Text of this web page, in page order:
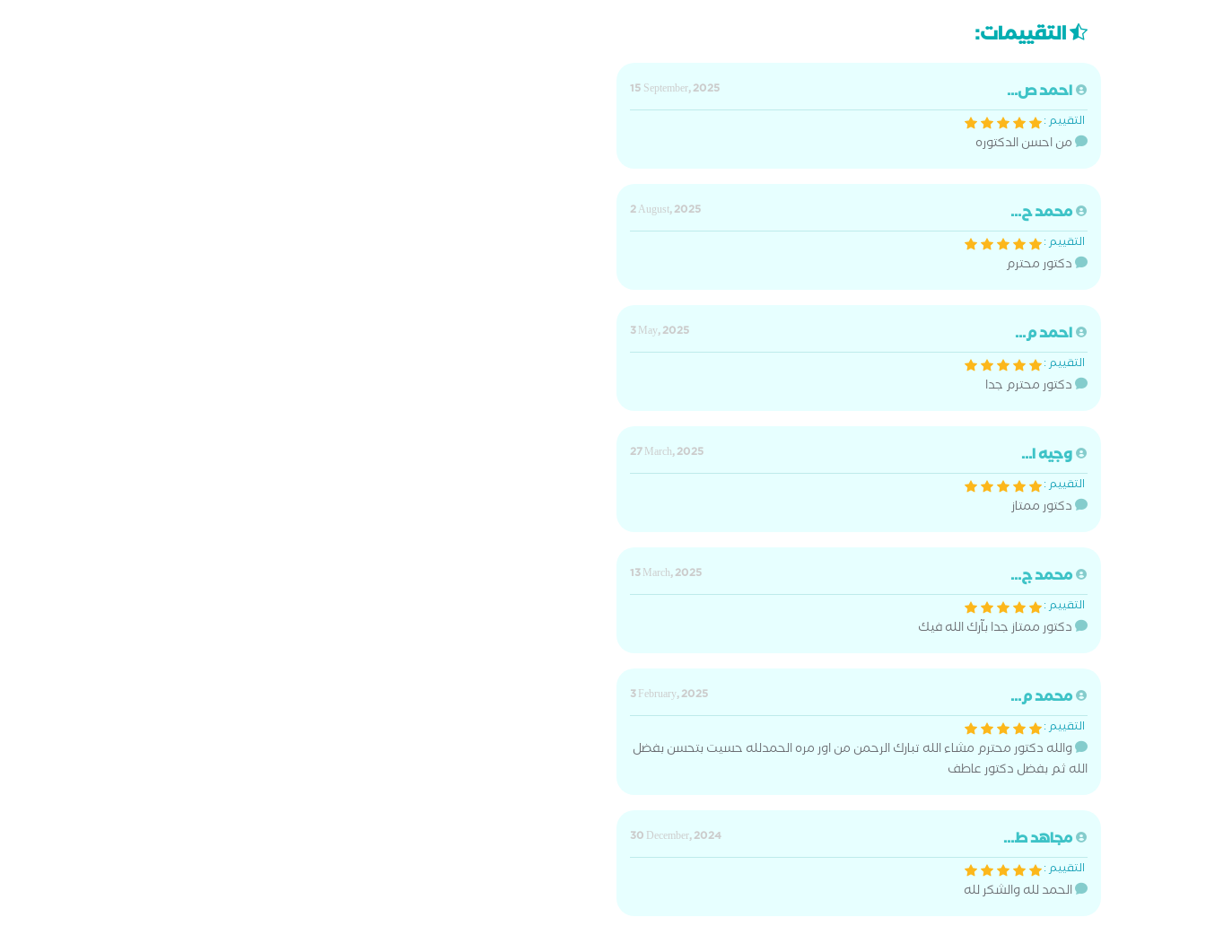
التقييمات:
احمد ص...
15 September, 2025
التقييم :
من احسن الدكتوره
محمد ح...
2 August, 2025
التقييم :
دكتور محترم
احمد م...
3 May, 2025
التقييم :
دكتور محترم جدا
وجيه ا...
27 March, 2025
التقييم :
دكتور ممتاز
محمد ج...
13 March, 2025
التقييم :
دكتور ممتاز جدا بآرك الله فيك
محمد م...
3 February, 2025
التقييم :
والله دكتور محترم مشاء الله تبارك الرحمن من اور مره الحمدلله حسيت بتحسن بفضل
الله ثم بفضل دكتور عاطف
مجاهد ط...
30 December, 2024
التقييم :
الحمد لله والشكر لله